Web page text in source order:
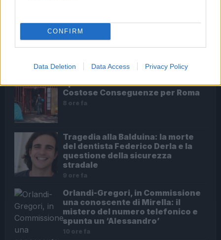
CONFIRM
Data Deletion Data Access Privacy Policy
Fulmine colpisce scout su Monte
Livata: grave un ragazzo
6 ore fa
Spin Time: Il Grande Affare e le
Costose Conseguenze per Roma
8 ore fa
Tragedia alla Balduina: la morte
del dentista Federico Derla e la
questione della sicurezza
stradale
9 ore fa
Orlandi-Gregori, in Commissione
una conoscente di Mirella: il
mistero del numero telefonico e
spunta un ‘Alessandro’
10 ore fa